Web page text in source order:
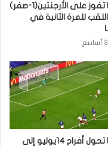
إسبانيا تفوز على الأرجنتين(1-صفر)
للمرة الثانية في
إسبانيا تحول أفراح 14يوليو إلى